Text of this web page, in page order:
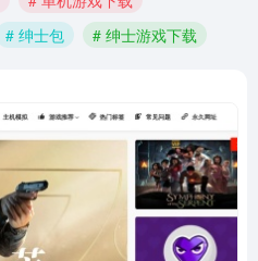
# 绅士包 # 绅士游戏下载